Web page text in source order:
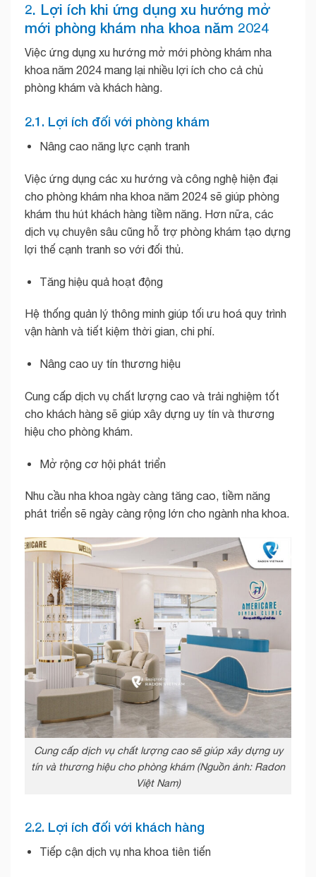
2. Lợi ích khi ứng dụng xu hướng mở
mới phòng khám nha khoa năm 2024
Việc ứng dụng xu hướng mở mới phòng khám nha
khoa năm 2024 mang lại nhiều lợi ích cho cả chủ
phòng khám và khách hàng.
2.1. Lợi ích đối với phòng khám
Nâng cao năng lực cạnh tranh
Việc ứng dụng các xu hướng và công nghệ hiện đại
cho phòng khám nha khoa năm 2024 sẽ giúp phòng
khám thu hút khách hàng tiềm năng. Hơn nữa, các
dịch vụ chuyên sâu cũng hỗ trợ phòng khám tạo dựng
lợi thế cạnh tranh so với đối thủ.
Tăng hiệu quả hoạt động
Hệ thống quản lý thông minh giúp tối ưu hoá quy trình
vận hành và tiết kiệm thời gian, chi phí.
Nâng cao uy tín thương hiệu
Cung cấp dịch vụ chất lượng cao và trải nghiệm tốt
cho khách hàng sẽ giúp xây dựng uy tín và thương
hiệu cho phòng khám.
Mở rộng cơ hội phát triển
Nhu cầu nha khoa ngày càng tăng cao, tiềm năng
phát triển sẽ ngày càng rộng lớn cho ngành nha khoa.
Cung cấp dịch vụ chất lượng cao sẽ giúp xây dựng uy
tín và thương hiệu cho phòng khám (Nguồn ảnh: Radon
Việt Nam)
2.2. Lợi ích đối với khách hàng
Tiếp cận dịch vụ nha khoa tiên tiến